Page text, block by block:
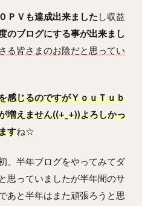
ＰＶも達成出来ました し収益
のブログにする事が出来まし
る皆さまのお陰だと思ってい
感じるのですがＹｏｕＴｕｂ
増えません((+_+))よろしかっ
すね☆
、半年ブログをやってみてダ
思っていましたが半年間のサ
あと半年はまた頑張ろうと思